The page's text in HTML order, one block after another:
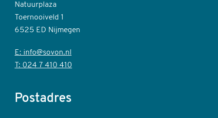
Natuurplaza
Toernooiveld 1
6525 ED Nijmegen
E: info@sovon.nl
T: 024 7 410 410
Postadres